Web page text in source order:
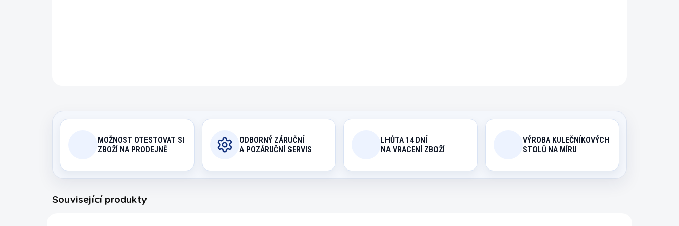
MOŽNOST OTESTOVAT SI
ZBOŽÍ NA PRODEJNĚ
ODBORNÝ ZÁRUČNÍ
A POZÁRUČNÍ SERVIS
LHŮTA 14 DNÍ
NA VRACENÍ ZBOŽÍ
VÝROBA KULEČNÍKOVÝCH
STOLŮ NA MÍRU
Související produkty